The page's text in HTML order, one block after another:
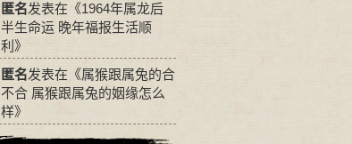
匿名发表在《1964年属龙后
半生命运 晚年福报生活顺
利 》
匿名发表在《属猴跟属兔的合
不合 属猴跟属兔的姻缘怎么
样》